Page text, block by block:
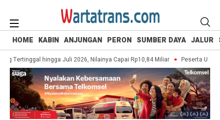
HOME KABIN ANJUNGAN PERON SUMBER DAYA JALUR
Tertinggal hingga Juli 2026, Nilainya Capai Rp10,84 Miliar Peserta UI